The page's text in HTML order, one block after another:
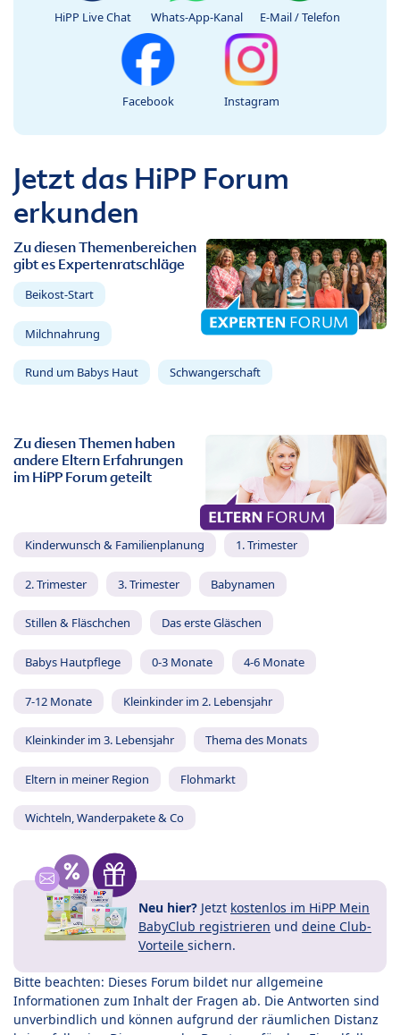
HiPP Live Chat Whats-App-Kanal E-Mail / Telefon
Facebook Instagram
Jetzt das HiPP Forum
erkunden
Zu diesen Themenbereichen
gibt es Expertenratschläge
Beikost-Start
Milchnahrung
Rund um Babys Haut Schwangerschaft
Zu diesen Themen haben
andere Eltern Erfahrungen
im HiPP Forum geteilt
Kinderwunsch & Familienplanung 1. Trimester
2. Trimester 3. Trimester Babynamen
Stillen & Fläschchen Das erste Gläschen
Babys Hautpflege 0-3 Monate 4-6 Monate
7-12 Monate Kleinkinder im 2. Lebensjahr
Kleinkinder im 3. Lebensjahr Thema des Monats
Eltern in meiner Region Flohmarkt
Wichteln, Wanderpakete & Co
Neu hier? Jetzt kostenlos im HiPP Mein
BabyClub registrieren und deine Club-
Vorteile sichern.
Bitte beachten: Dieses Forum bildet nur allgemeine
Informationen zum Inhalt der Fragen ab. Die Antworten sind
unverbindlich und können aufgrund der räumlichen Distanz